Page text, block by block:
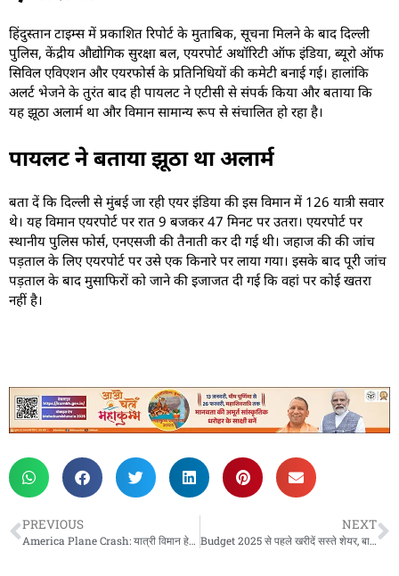
हिंदुस्तान टाइम्स में प्रकाशित रिपोर्ट के मुताबिक, सूचना मिलने के बाद दिल्ली
पुलिस, केंद्रीय औद्योगिक सुरक्षा बल, एयरपोर्ट अथॉरिटी ऑफ इंडिया, ब्यूरो ऑफ
सिविल एविएशन और एयरफोर्स के प्रतिनिधियों की कमेटी बनाई गई। हालांकि
अलर्ट भेजने के तुरंत बाद ही पायलट ने एटीसी से संपर्क किया और बताया कि
यह झूठा अलार्म था और विमान सामान्य रूप से संचालित हो रहा है।
पायलट ने बताया झूठा था अलार्म
बता दें कि दिल्ली से मुंबई जा रही एयर इंडिया की इस विमान में 126 यात्री सवार
थे। यह विमान एयरपोर्ट पर रात 9 बजकर 47 मिनट पर उतरा। एयरपोर्ट पर
स्थानीय पुलिस फोर्स, एनएसजी की तैनाती कर दी गई थी। जहाज की की जांच
पड़ताल के लिए एयरपोर्ट पर उसे एक किनारे पर लाया गया। इसके बाद पूरी जांच
पड़ताल के बाद मुसाफिरों को जाने की इजाजत दी गई कि वहां पर कोई खतरा
नहीं है।
PREVIOUS
America Plane Crash: यात्री विमान हेलीकॉप्टर से टकराया, व्हाइट हाउस के पास हुआ हादसा
NEXT
Budget 2025 से पहले खरीदें सस्ते शेयर, बाद में दोगुनी हो सकती है कीमत: अनिल सिंघवी